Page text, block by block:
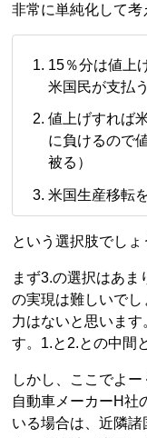
非常に単純化して考
15％分は値上
米国民が支払
値上げすれば
に負けるので
被る）
米国生産移転
という選択肢でしょ
まず3.の選択はあま
の実現は難しいで
力はないと思います
す。1.と2.との中間
しかし、ここでよー
自動車メーカーH社
いる場合は、近隣